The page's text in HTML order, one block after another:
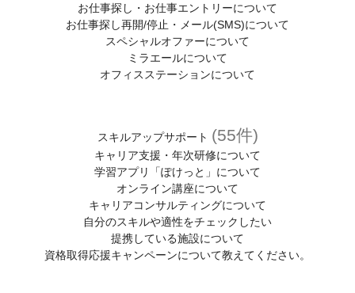
わたしらしく働くヒントが見つかるコラム
スタッフサービスについて
(有給休暇、定期健診、保険)
スキルアップサポート
(キャリア、メンタル、お仕事中、ハラスメントの悩み)
紹介予定派遣について
お仕事探し・お仕事エントリーについて
お仕事探し再開/停止・メール(SMS)について
スペシャルオファーについて
ミラエールについて
オフィスステーションについて
スキルアップサポート (55件)
キャリア支援・年次研修について
学習アプリ「ぽけっと」について
オンライン講座について
キャリアコンサルティングについて
自分のスキルや適性をチェックしたい
提携している施設について
資格取得応援キャンペーンについて教えてください。